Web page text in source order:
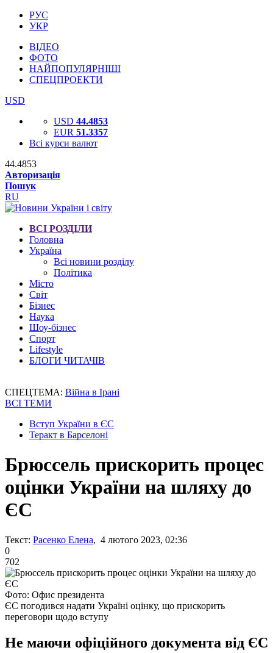
РУС
УКР
ВІДЕО
ФОТО
НАЙПОПУЛЯРНІШІ
СПЕЦПРОЕКТИ
USD
USD 44.4853
EUR 51.3357
Всі курси валют
44.4853
Авторизація
Пошук
RU
ВСІ РОЗДІЛИ
Головна
Україна
Всі новини розділу
Політика
Місто
Світ
Бізнес
Наука
Шоу-бізнес
Спорт
Lifestyle
БЛОГИ ЧИТАЧІВ
СПЕЦТЕМА: Війна в Ірані
ВСІ ТЕМИ
Вступ України в ЄС
Теракт в Барселоні
Брюссель прискорить процес
оцінки України на шляху до
ЄС
Текст: Расенко Елена, 4 лютого 2023, 02:36
0
702
Фото: Офис президента
ЄС погодився надати Україні оцінку, що прискорить
переговори щодо вступу
Не маючи офіційного документа від ЄС